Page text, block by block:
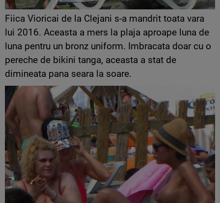
Fiica Vioricai de la Clejani s-a mandrit toata vara
lui 2016. Aceasta a mers la plaja aproape luna de
luna pentru un bronz uniform. Imbracata doar cu o
pereche de bikini tanga, aceasta a stat de
dimineata pana seara la soare.